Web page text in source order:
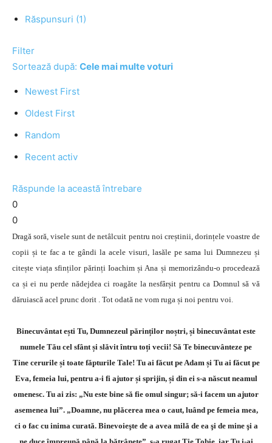
Răspunsuri (1)
Filter
Sortează după: Cele mai multe voturi
Newest First
Oldest First
Random
Recent activ
Răspunde la această întrebare
0
0
Dragă soră, visele sunt de netâlcuit pentru noi creștinii, dorințele voastre de
copii și te fac a te gândi la acele visuri, lasăle pe sama lui Dumnezeu și
citește viața sfinților părinți Ioachim și Ana și memorizându-o procedează
ca și ei nu perde nădejdea ci roagăte la nesfârșit pentru ca Domnul să vă
dăruiască acel prunc dorit . Tot odată ne vom ruga și noi pentru voi.
Binecuvântat ești Tu, Dumnezeul părinților noștri, și binecuvântat este
numele Tău cel sfânt și slăvit întru toți vecii! Să Te binecuvânteze pe
Tine cerurile și toate făpturile Tale! Tu ai făcut pe Adam și Tu ai făcut pe
Eva, femeia lui, pentru a-i fi ajutor și sprijin, și din ei s-a născut neamul
omenesc. Tu ai zis: „Nu este bine să fie omul singur; să-i facem un ajutor
asemenea lui”. „Doamne, nu plăcerea mea o caut, luând pe femeia mea,
ci o fac cu inima curată. Binevoieşte de a avea milă de ea şi de mine şi a